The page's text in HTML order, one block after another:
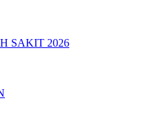
SAKIT 2026